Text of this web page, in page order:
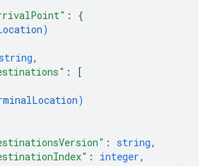
: {
)
,
:
[
)
: string,
: integer,